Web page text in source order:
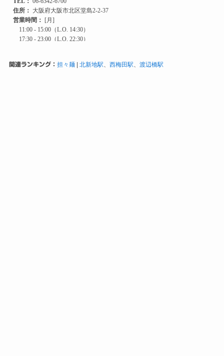
関連ランキング： 担々麺| 北新地駅 西梅田駅 渡辺橋駅